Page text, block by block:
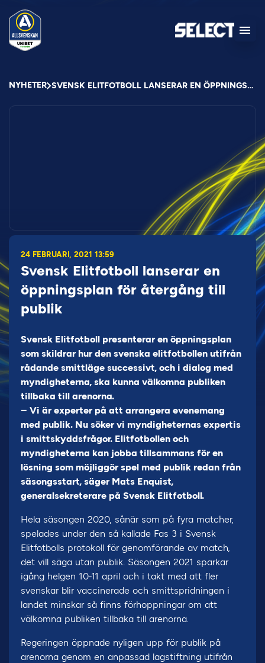
NYHETER SVENSK ELITFOTBOLL LANSERAR EN ÖPPNINGSPLAN FÖR ÅTERGÅNG TILL PUBLIK
24 FEBRUARI, 2021 13:59
Svensk Elitfotboll lanserar en
öppningsplan för återgång till
publik
Svensk Elitfotboll presenterar en öppningsplan
som skildrar hur den svenska elitfotbollen utifrån
rådande smittläge successivt, och i dialog med
myndigheterna, ska kunna välkomna publiken
tillbaka till arenorna.
– Vi är experter på att arrangera evenemang
med publik. Nu söker vi myndigheternas expertis
i smittskyddsfrågor. Elitfotbollen och
myndigheterna kan jobba tillsammans för en
lösning som möjliggör spel med publik redan från
säsongsstart, säger Mats Enquist,
generalsekreterare på Svensk Elitfotboll.
Hela säsongen 2020, sånär som på fyra matcher,
spelades under den så kallade Fas 3 i Svensk
Elitfotbolls protokoll för genomförande av match,
det vill säga utan publik. Säsongen 2021 sparkar
igång helgen 10-11 april och i takt med att fler
svenskar blir vaccinerade och smittspridningen i
landet minskar så finns förhoppningar om att
välkomna publiken tillbaka till arenorna.
Regeringen öppnade nyligen upp för publik på
arenorna genom en anpassad lagstiftning utifrån